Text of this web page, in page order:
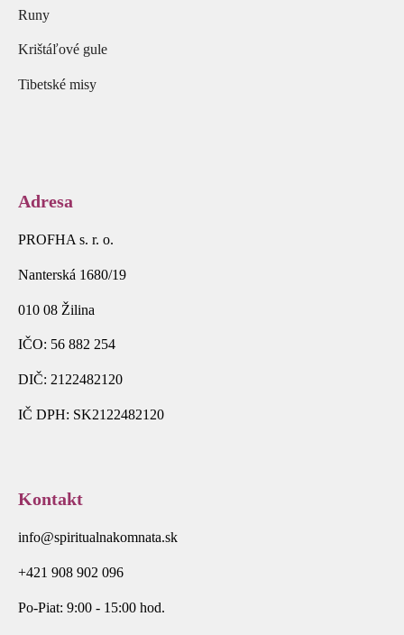
Runy
Krištáľové gule
Tibetské misy
Adresa
PROFHA s. r. o.
Nanterská 1680/19
010 08 Žilina
IČO: 56 882 254
DIČ: 2122482120
IČ DPH: SK2122482120
Kontakt
info@spiritualnakomnata.sk
+421 908 902 096
Po-Piat: 9:00 - 15:00 hod.